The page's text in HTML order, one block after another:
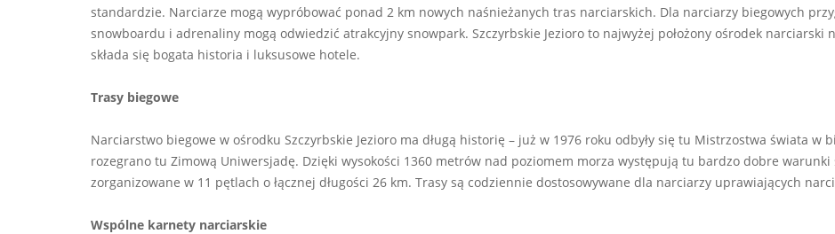
standardzie. Narciarze mogą wypróbować ponad 2 km nowych naśnieżanych tras narciarskich. Dla narciarzy biegowych
snowboardu i adrenaliny mogą odwiedzić atrakcyjny snowpark. Szczyrbskie Jezioro to najwyżej położony ośrodek narciarski
składa się bogata historia i luksusowe hotele.
Trasy biegowe
Narciarstwo biegowe w ośrodku Szczyrbskie Jezioro ma długą historię – już w 1976 roku odbyły się tu Mistrzostwa świata w
rozegrano tu Zimową Uniwersjadę. Dzięki wysokości 1360 metrów nad poziomem morza występują tu bardzo dobre warunki
zorganizowane w 11 pętlach o łącznej długości 26 km. Trasy są codziennie dostosowywane dla narciarzy uprawiających
Wspólne karnety narciarskie